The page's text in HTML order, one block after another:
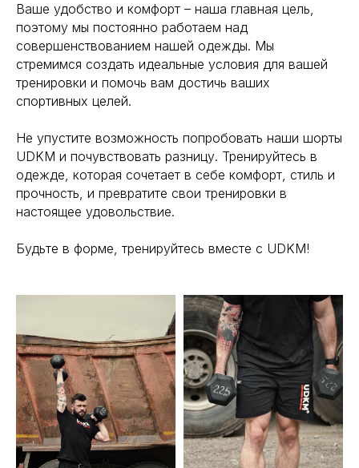
Ваше удобство и комфорт – наша главная цель,
поэтому мы постоянно работаем над
совершенствованием нашей одежды. Мы
стремимся создать идеальные условия для вашей
тренировки и помочь вам достичь ваших
спортивных целей.
Не упустите возможность попробовать наши шорты
UDKM и почувствовать разницу. Тренируйтесь в
одежде, которая сочетает в себе комфорт, стиль и
прочность, и превратите свои тренировки в
настоящее удовольствие.
Будьте в форме, тренируйтесь вместе с UDKM!